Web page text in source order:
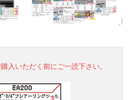
入いただく前にご一読下さい。